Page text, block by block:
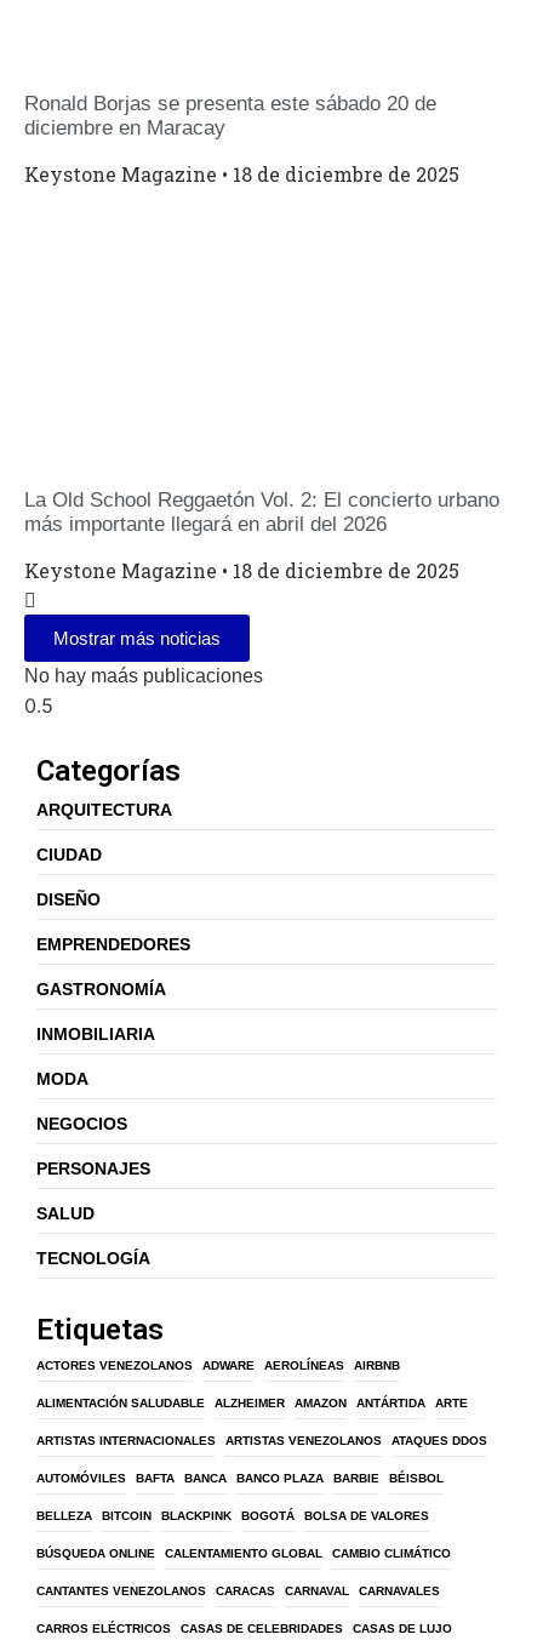
Ronald Borjas se presenta este sábado 20 de
diciembre en Maracay
Keystone Magazine 18 de diciembre de 2025
La Old School Reggaetón Vol. 2: El concierto urbano
más importante llegará en abril del 2026
Keystone Magazine 18 de diciembre de 2025
Mostrar más noticias
No hay maás publicaciones
Categorías
ARQUITECTURA
CIUDAD
DISEÑO
EMPRENDEDORES
GASTRONOMÍA
INMOBILIARIA
MODA
NEGOCIOS
PERSONAJES
SALUD
TECNOLOGÍA
Etiquetas
ACTORES VENEZOLANOS ADWARE AEROLÍNEAS AIRBNB
ALIMENTACIÓN SALUDABLE ALZHEIMER AMAZON ANTÁRTIDA ARTE
ARTISTAS INTERNACIONALES ARTISTAS VENEZOLANOS ATAQUES DDOS
AUTOMÓVILES BAFTA BANCA BANCO PLAZA BARBIE BÉISBOL
BELLEZA BITCOIN BLACKPINK BOGOTÁ BOLSA DE VALORES
BÚSQUEDA ONLINE CALENTAMIENTO GLOBAL CAMBIO CLIMÁTICO
CANTANTES VENEZOLANOS CARACAS CARNAVAL CARNAVALES
CARROS ELÉCTRICOS CASAS DE CELEBRIDADES CASAS DE LUJO